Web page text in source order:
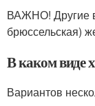
ВАЖНО! Другие
брюссельская)
В каком виде
Вариантов